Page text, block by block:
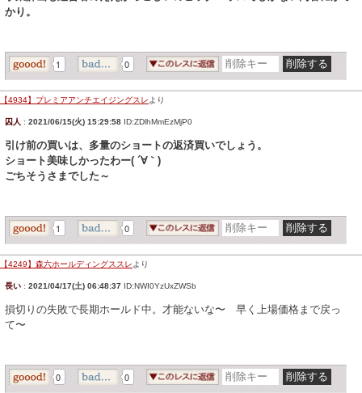
かり。
1 0
【4934】プレミアアンチエイジングスレ より
囚人 : 2021/06/15(火) 15:29:58 ID:ZDlhMmEzMjP0
引け前の買いは、多量のショートの返済買いでしょう。
ショート美味しかったわー( ´∀｀)
ごちそうさまでした～
1 0
【4249】森六ホールディングススレ より
長い : 2021/04/17(土) 06:48:37 ID:NWI0YzUxZWSb
損切りの失敗で長期ホールド中。才能ないな〜 早く上場価格まで戻っ
て〜
0 0